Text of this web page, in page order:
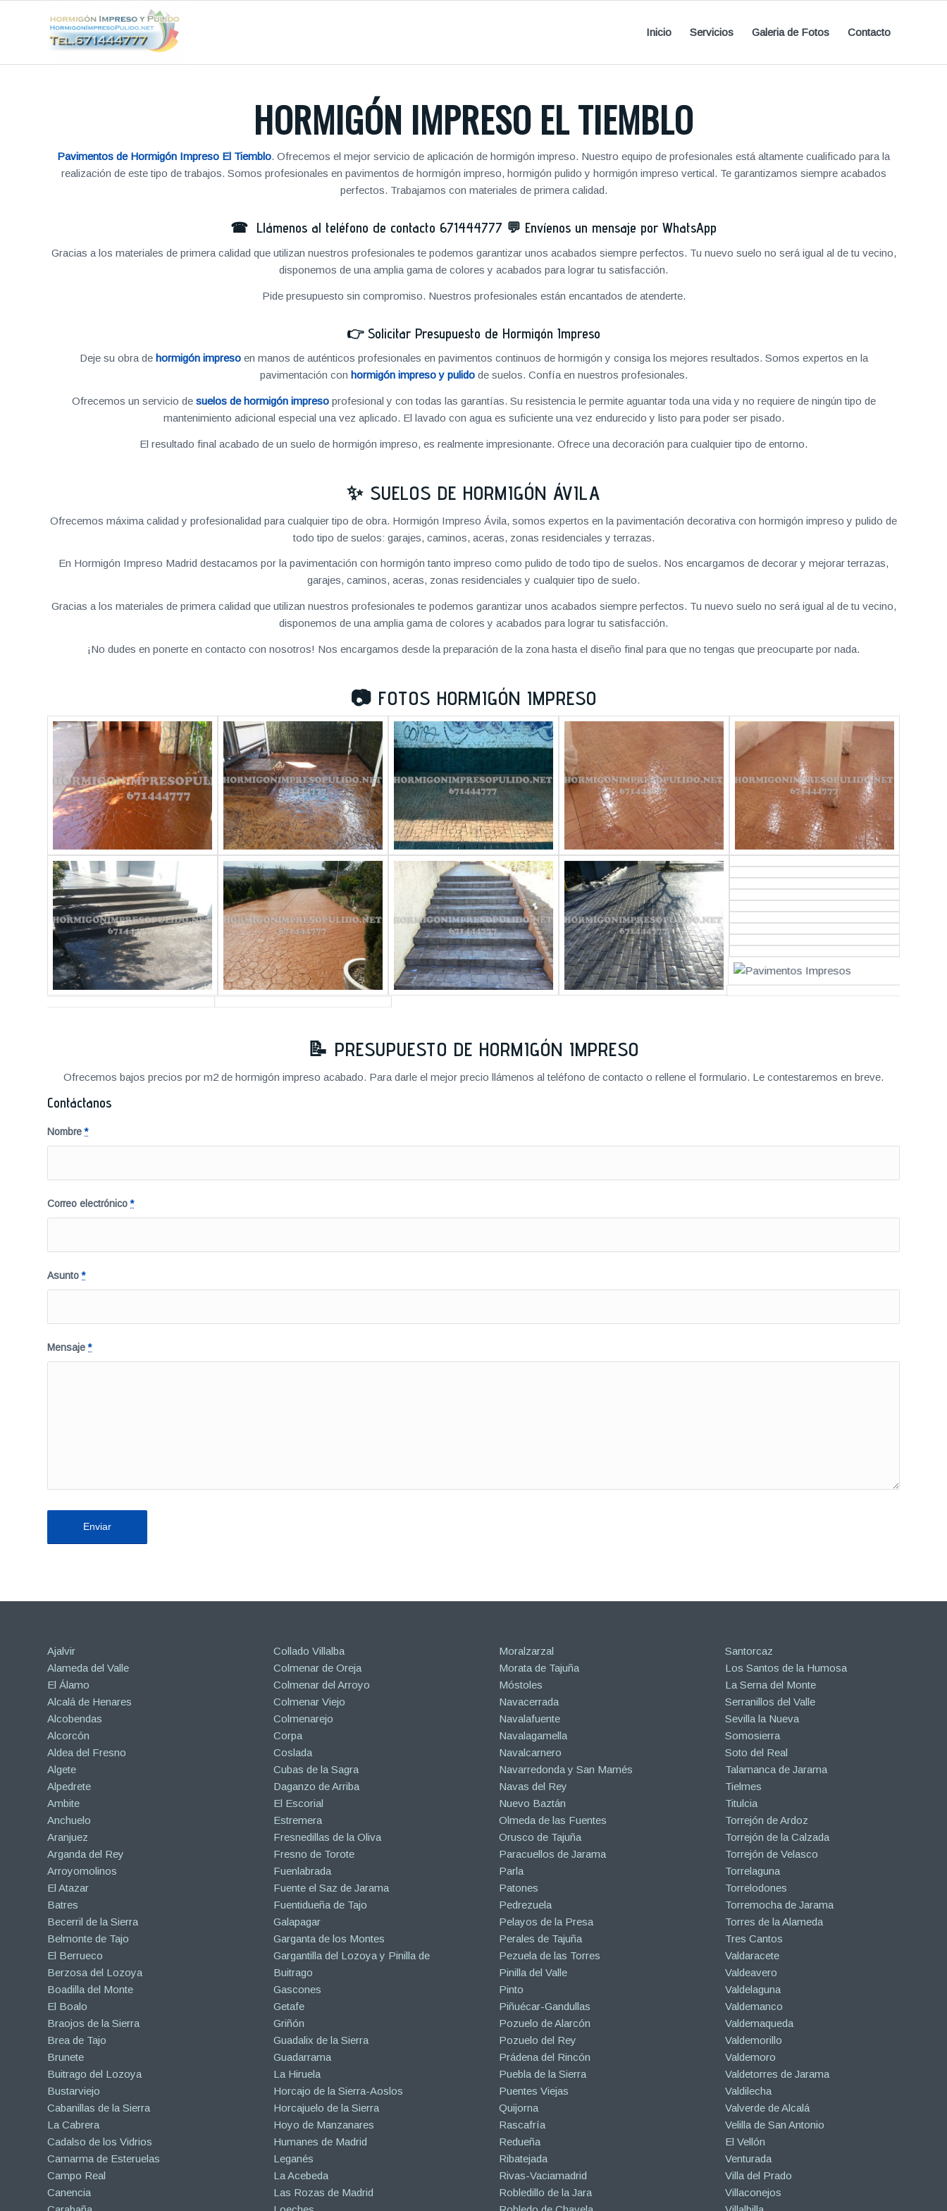
Inicio Servicios Galeria de Fotos Contacto
HORMIGÓN IMPRESO EL TIEMBLO
Pavimentos de Hormigón Impreso El Tiemblo. Ofrecemos el mejor servicio de aplicación de hormigón impreso. Nuestro equipo de profesionales está altamente cualificado para la
realización de este tipo de trabajos. Somos profesionales en pavimentos de hormigón impreso, hormigón pulido y hormigón impreso vertical. Te garantizamos siempre acabados
perfectos. Trabajamos con materiales de primera calidad.
☎ Llámenos al teléfono de contacto 671444777 💬 Envíenos un mensaje por WhatsApp
Gracias a los materiales de primera calidad que utilizan nuestros profesionales te podemos garantizar unos acabados siempre perfectos. Tu nuevo suelo no será igual al de tu vecino,
disponemos de una amplia gama de colores y acabados para lograr tu satisfacción.
Pide presupuesto sin compromiso. Nuestros profesionales están encantados de atenderte.
👉 Solicitar Presupuesto de Hormigón Impreso
Deje su obra de hormigón impresoen manos de auténticos profesionales en pavimentos continuos de hormigón y consiga los mejores resultados. Somos expertos en la
pavimentación con hormigón impreso y pulidode suelos. Confía en nuestros profesionales.
Ofrecemos un servicio de suelos de hormigón impresoprofesional y con todas las garantías. Su resistencia le permite aguantar toda una vida y no requiere de ningún tipo de
mantenimiento adicional especial una vez aplicado. El lavado con agua es suficiente una vez endurecido y listo para poder ser pisado.
El resultado final acabado de un suelo de hormigón impreso, es realmente impresionante. Ofrece una decoración para cualquier tipo de entorno.
✨ SUELOS DE HORMIGÓN ÁVILA
Ofrecemos máxima calidad y profesionalidad para cualquier tipo de obra. Hormigón Impreso Ávila, somos expertos en la pavimentación decorativa con hormigón impreso y pulido de
todo tipo de suelos: garajes, caminos, aceras, zonas residenciales y terrazas.
En Hormigón Impreso Madrid destacamos por la pavimentación con hormigón tanto impreso como pulido de todo tipo de suelos. Nos encargamos de decorar y mejorar terrazas,
garajes, caminos, aceras, zonas residenciales y cualquier tipo de suelo.
Gracias a los materiales de primera calidad que utilizan nuestros profesionales te podemos garantizar unos acabados siempre perfectos. Tu nuevo suelo no será igual al de tu vecino,
disponemos de una amplia gama de colores y acabados para lograr tu satisfacción.
¡No dudes en ponerte en contacto con nosotros! Nos encargamos desde la preparación de la zona hasta el diseño final para que no tengas que preocuparte por nada.
📷 FOTOS HORMIGÓN IMPRESO
📝 PRESUPUESTO DE HORMIGÓN IMPRESO
Ofrecemos bajos precios por m2 de hormigón impreso acabado. Para darle el mejor precio llámenos al teléfono de contacto o rellene el formulario. Le contestaremos en breve.
Contáctanos
Nombre*
Correo electrónico*
Asunto*
Mensaje*
Ajalvir
Alameda del Valle
El Álamo
Alcalá de Henares
Alcobendas
Alcorcón
Aldea del Fresno
Algete
Alpedrete
Ambite
Anchuelo
Aranjuez
Arganda del Rey
Arroyomolinos
El Atazar
Batres
Becerril de la Sierra
Belmonte de Tajo
El Berrueco
Berzosa del Lozoya
Boadilla del Monte
El Boalo
Braojos de la Sierra
Brea de Tajo
Brunete
Buitrago del Lozoya
Bustarviejo
Cabanillas de la Sierra
La Cabrera
Cadalso de los Vidrios
Camarma de Esteruelas
Campo Real
Canencia
Collado Villalba
Colmenar de Oreja
Colmenar del Arroyo
Colmenar Viejo
Colmenarejo
Corpa
Coslada
Cubas de la Sagra
Daganzo de Arriba
El Escorial
Estremera
Fresnedillas de la Oliva
Fresno de Torote
Fuenlabrada
Fuente el Saz de Jarama
Fuentidueña de Tajo
Galapagar
Garganta de los Montes
Gargantilla del Lozoya y Pinilla de
Buitrago
Gascones
Getafe
Griñón
Guadalix de la Sierra
Guadarrama
La Hiruela
Horcajo de la Sierra-Aoslos
Horcajuelo de la Sierra
Hoyo de Manzanares
Humanes de Madrid
Leganés
La Acebeda
Las Rozas de Madrid
Moralzarzal
Morata de Tajuña
Móstoles
Navacerrada
Navalafuente
Navalagamella
Navalcarnero
Navarredonda y San Mamés
Navas del Rey
Nuevo Baztán
Olmeda de las Fuentes
Orusco de Tajuña
Paracuellos de Jarama
Parla
Patones
Pedrezuela
Pelayos de la Presa
Perales de Tajuña
Pezuela de las Torres
Pinilla del Valle
Pinto
Piñuécar-Gandullas
Pozuelo de Alarcón
Pozuelo del Rey
Prádena del Rincón
Puebla de la Sierra
Puentes Viejas
Quijorna
Rascafría
Redueña
Ribatejada
Rivas-Vaciamadrid
Robledillo de la Jara
Santorcaz
Los Santos de la Humosa
La Serna del Monte
Serranillos del Valle
Sevilla la Nueva
Somosierra
Soto del Real
Talamanca de Jarama
Tielmes
Titulcia
Torrejón de Ardoz
Torrejón de la Calzada
Torrejón de Velasco
Torrelaguna
Torrelodones
Torremocha de Jarama
Torres de la Alameda
Tres Cantos
Valdaracete
Valdeavero
Valdelaguna
Valdemanco
Valdemaqueda
Valdemorillo
Valdemoro
Valdetorres de Jarama
Valdilecha
Valverde de Alcalá
Velilla de San Antonio
El Vellón
Venturada
Villa del Prado
Villaconejos